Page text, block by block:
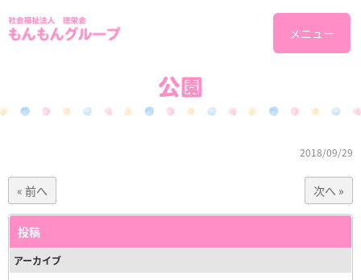
メニュー
公園
2018/09/29
« 前へ 次へ »
投稿
アーカイブ